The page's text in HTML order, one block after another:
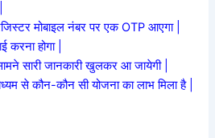
मोबाइल नंबर पर एक OTP आएगा |
करना होगा |
सारी जानकारी खुलकर आ जायेगी |
से कौन-कौन सी योजना का लाभ मिला है |